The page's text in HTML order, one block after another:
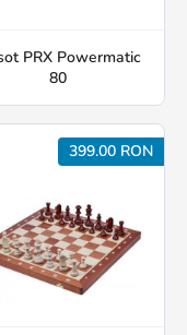
PRX Powermatic
80
399.00 RON